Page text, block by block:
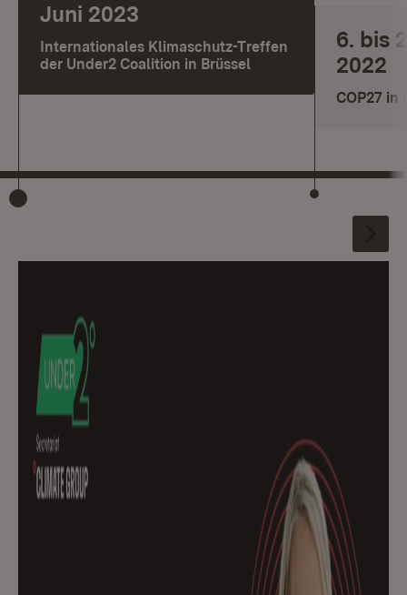
Juni 2023
Internationales Klimaschutz-Treffen
der Under2 Coalition in Brüssel
6. bis
2022
COP27 in